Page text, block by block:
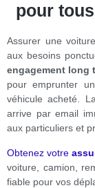
pour
Assurer une
aux besoins
engagement long
pour emprunter
véhicule acheté.
arrive par email
aux particuliers et
Obtenez votre
voiture, camion,
fiable pour vos